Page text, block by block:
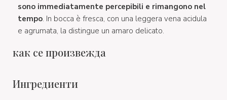
sono immediatamente percepibili e rimangono nel
tempo. In bocca è fresca, con una leggera vena acidula
e agrumata, la distingue un amaro delicato.
как се произвежда
Ингредиенти